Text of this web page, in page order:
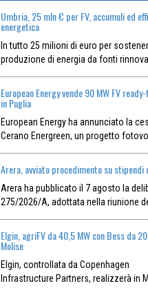
Umbria, 25 mln € per FV, accumuli ed
energetica
In tutto 25 milioni di euro per
produzione di energia da fonti
European Energy vende 90 MW FV
in Puglia
European Energy ha annunciato la
Cerano Energreen, un progetto
Arera, avviato procedimento su stipendi
Arera ha pubblicato il 7 agosto la
275/2026/A, adottata nella riunione
Elgin, agriFV da 40,5 MW con Bess da
Molise
Elgin, controllata da Copenhagen
Infrastructure Partners, realizzerà in